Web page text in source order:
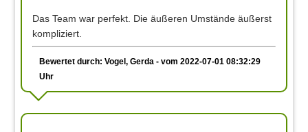
Das Team war perfekt. Die äußeren Umstände äußerst
kompliziert.
Bewertet durch: Vogel, Gerda - vom 2022-07-01 08:32:29
Uhr